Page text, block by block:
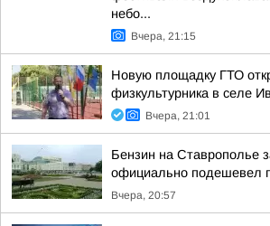
небо...
Вчера, 21:15
Новую площадку ГТО
физкультурника в селе
Вчера, 21:01
Бензин на Ставрополье
официально подешевел
Вчера, 20:57